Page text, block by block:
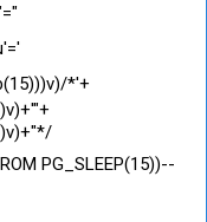
*'+
PG_SLEEP(15))--